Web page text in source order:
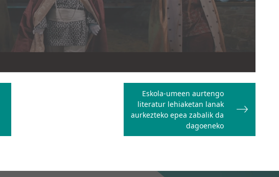
Eskola-umeen aurtengo
literatur lehiaketan lanak
aurkezteko epea zabalik da
dagoeneko